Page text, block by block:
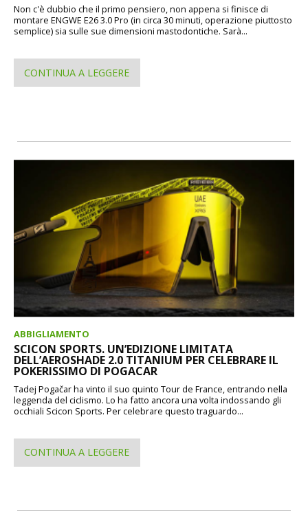
Non c'è dubbio che il primo pensiero, non appena si finisce di
montare ENGWE E26 3.0 Pro (in circa 30 minuti, operazione piuttosto
semplice) sia sulle sue dimensioni mastodontiche. Sarà...
CONTINUA A LEGGERE
ABBIGLIAMENTO
SCICON SPORTS. UN’EDIZIONE LIMITATA
DELL’AEROSHADE 2.0 TITANIUM PER CELEBRARE IL
POKERISSIMO DI POGACAR
Tadej Pogačar ha vinto il suo quinto Tour de France, entrando nella
leggenda del ciclismo. Lo ha fatto ancora una volta indossando gli
occhiali Scicon Sports. Per celebrare questo traguardo...
CONTINUA A LEGGERE